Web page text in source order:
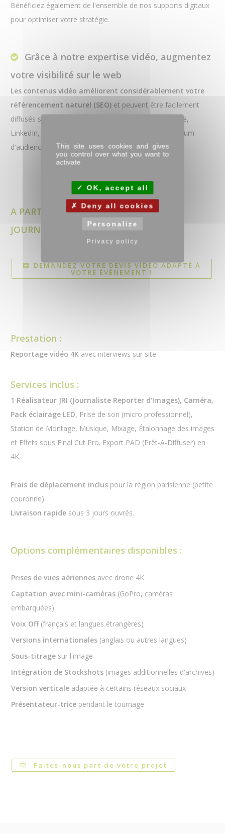
Bénéficiez également de l'ensemble de nos supports digitaux
pour optimiser votre stratégie.
Grâce à notre expertise vidéo, augmentez
votre visibilité sur le web
Les contenus vidéo améliorent considérablement votre
référencement naturel (SEO) et peuvent être facilement
diffusés sur les réseaux sociaux, notamment YouTube,
LinkedIn, X, Instagram, etc. afin de toucher un maximum
d'audience.
A PARTIR D'½ JOURNÉE TOURNAGE + ½
JOURNÉE MONTAGE = 990€ HT
DEMANDEZ VOTRE DEVIS VIDÉO ADAPTÉ À
VOTRE ÉVÉNEMENT !
Prestation :
Reportage vidéo 4K avec interviews sur site
Services inclus :
1 Réalisateur JRI (Journaliste Reporter d'Images), Caméra,
Pack éclairage LED, Prise de son (micro professionnel),
Station de Montage, Musique, Mixage, Étalonnage des images
et Effets sous Final Cut Pro. Export PAD (Prêt-A-Diffuser) en
4K.
Frais de déplacement inclus pour la région parisienne (petite
couronne).
Livraison rapide sous 3 jours ouvrés.
Options complémentaires disponibles :
Prises de vues aériennes avec drone 4K
Captation avec mini-caméras (GoPro, caméras
embarquées)
Voix Off(français et langues étrangères)
Versions internationales (anglais ou autres langues)
Sous-titrage sur l'image
Intégration de Stockshots (images additionnelles d'archives)
Version verticale adaptée à certains réseaux sociaux
Présentateur-trice pendant le tournage
Faites-nous part de votre projet
This site uses cookies and gives
you control over what you want to
activate
OK, accept all
Deny all cookies
Personalize
Privacy policy